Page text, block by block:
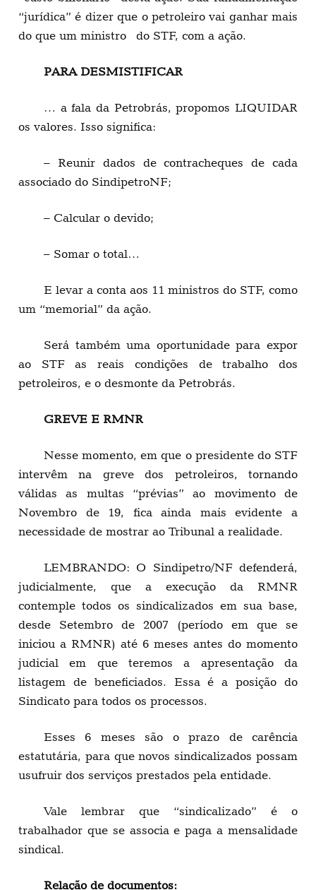
“jurídica” é dizer que o petroleiro vai ganhar mais
do que um ministro do STF, com a ação.
PARA DESMISTIFICAR
… a fala da Petrobrás, propomos LIQUIDAR
os valores. Isso significa:
– Reunir dados de contracheques de cada
associado do SindipetroNF;
– Calcular o devido;
– Somar o total…
E levar a conta aos 11 ministros do STF, como
um “memorial” da ação.
Será também uma oportunidade para expor
ao STF as reais condições de trabalho dos
petroleiros, e o desmonte da Petrobrás.
GREVE E RMNR
Nesse momento, em que o presidente do STF
intervêm na greve dos petroleiros, tornando
válidas as multas “prévias” ao movimento de
Novembro de 19, fica ainda mais evidente a
necessidade de mostrar ao Tribunal a realidade.
LEMBRANDO: O Sindipetro/NF defenderá,
judicialmente, que a execução da RMNR
contemple todos os sindicalizados em sua base,
desde Setembro de 2007 (período em que se
iniciou a RMNR) até 6 meses antes do momento
judicial em que teremos a apresentação da
listagem de beneficiados. Essa é a posição do
Sindicato para todos os processos.
Esses 6 meses são o prazo de carência
estatutária, para que novos sindicalizados possam
usufruir dos serviços prestados pela entidade.
Vale lembrar que “sindicalizado” é o
trabalhador que se associa e paga a mensalidade
sindical.
Relação de documentos: